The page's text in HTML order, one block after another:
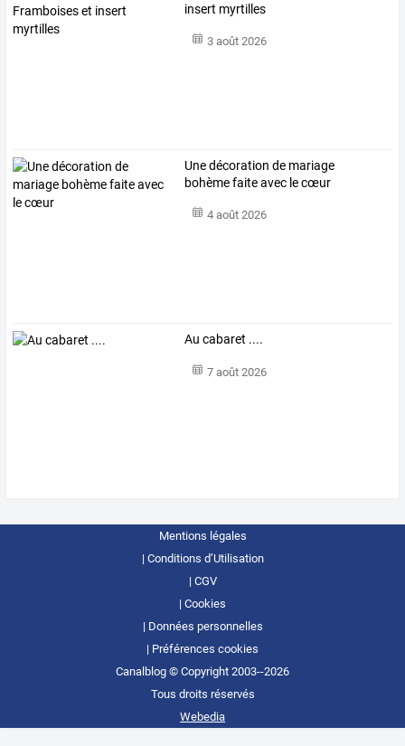
insert myrtilles
3 août 2026
Une décoration de mariage
bohème faite avec le cœur
4 août 2026
Au cabaret ....
7 août 2026
Mentions légales
Conditions d’Utilisation
CGV
Cookies
Données personnelles
Préférences cookies
Canalblog © Copyright 2003--2026
Tous droits réservés
Webedia